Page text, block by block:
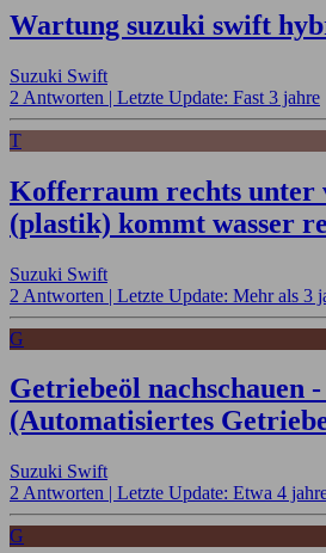
Wartung suzuki swift
Suzuki Swift
2 Antworten | Letzte Update: Fast 3 jahre
T
Kofferraum rechts unter
(plastik) kommt wasser
Suzuki Swift
2 Antworten | Letzte Update: Mehr als 3
G
Getriebeöl nachschauen
(Automatisiertes
Suzuki Swift
2 Antworten | Letzte Update: Etwa 4
G